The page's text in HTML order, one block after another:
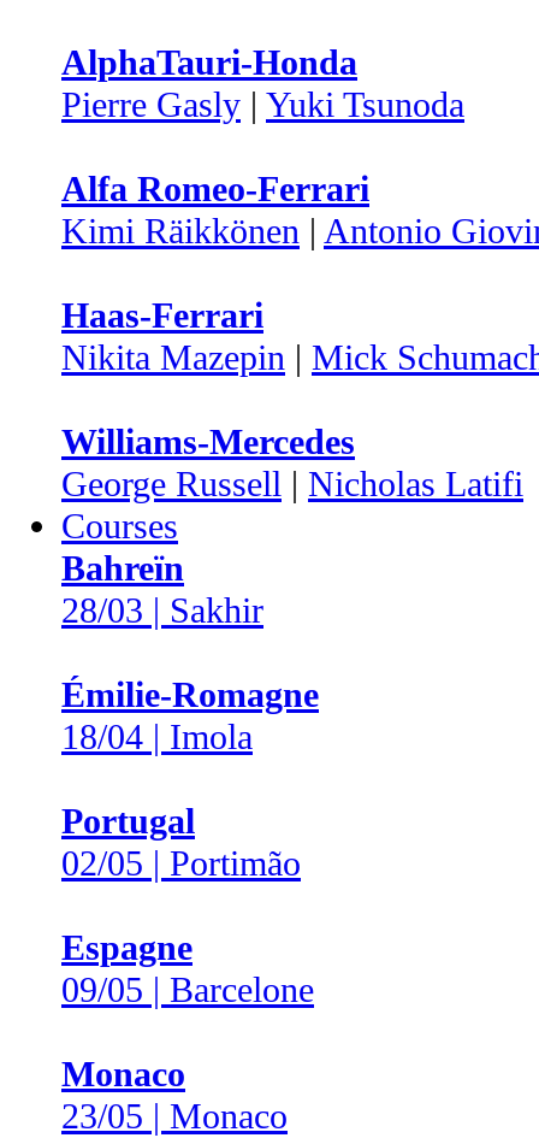
AlphaTauri-Honda
Pierre Gasly | Yuki Tsunoda
Alfa Romeo-Ferrari
Kimi Räikkönen | Antonio
Haas-Ferrari
Nikita Mazepin | Mick
Williams-Mercedes
George Russell | Nicholas Latifi
Courses
Bahreïn
28/03 | Sakhir
Émilie-Romagne
18/04 | Imola
Portugal
02/05 | Portimão
Espagne
09/05 | Barcelone
Monaco
23/05 | Monaco